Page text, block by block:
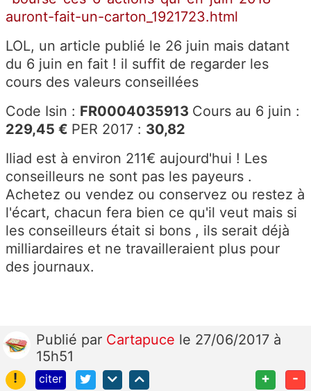
auront-fait-un-carton_1921723.html
LOL, un article publié le 26 juin mais datant
du 6 juin en fait ! il suffit de regarder les
cours des valeurs conseillées
Code Isin : FR0004035913 Cours au 6 juin :
229,45 € PER 2017 : 30,82
Iliad est à environ 211€ aujourd'hui ! Les
conseilleurs ne sont pas les payeurs .
Achetez ou vendez ou conservez ou restez à
l'écart, chacun fera bien ce qu'il veut mais si
les conseilleurs était si bons , ils serait déjà
milliardaires et ne travailleraient plus pour
des journaux.
Publié par Cartapuce le 27/06/2017 à
15h51
!
citer + -